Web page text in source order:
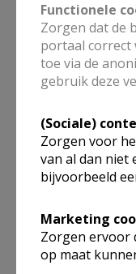
Fotoreportage
Deel dit artikel
Functionele
Zorgen dat de
portaal correct
toe via de
gebruik deze
(Sociale)
Zorgen voor
van al dan niet
bijvoorbeeld
Marketing
Zorgen ervoor
op maat